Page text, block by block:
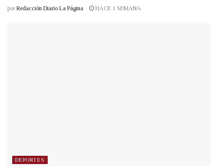
por Redacción Diario La Página HACE 1 SEMANA
DEPORTES